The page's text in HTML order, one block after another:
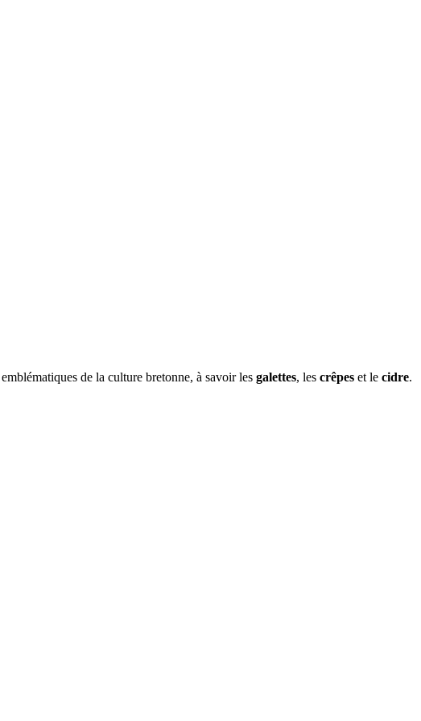
de la culture bretonne, à savoir les galettes, les crêpes et le cidre.